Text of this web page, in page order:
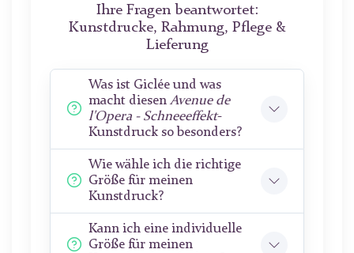
Ihre Fragen beantwortet:
Kunstdrucke, Rahmung, Pflege &
Lieferung
Was ist Giclée und was
macht diesenAvenue de
l'Opera - Schneeeffekt-
Kunstdruck so besonders?
Wie wähle ich die richtige
Größe für meinen
Kunstdruck?
Kann ich eine individuelle
Größe für meinen